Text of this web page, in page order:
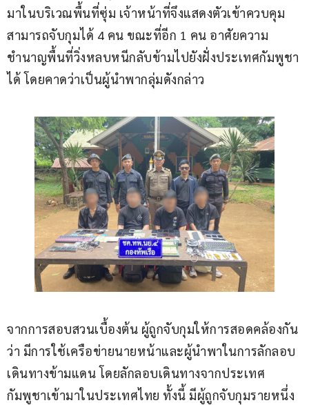
มาในบริเวณพื้นที่ซุ่ม เจ้าหน้าที่จึงแสดงตัวเข้าควบคุม
สามารถจับกุมได้ 4 คน ขณะที่อีก 1 คน อาศัยความ
ชำนาญพื้นที่วิ่งหลบหนีกลับข้ามไปยังฝั่งประเทศกัมพูชา
ได้ โดยคาดว่าเป็นผู้นำพากลุ่มดังกล่าว
จากการสอบสวนเบื้องต้น ผู้ถูกจับกุมให้การสอดคล้องกัน
ว่า มีการใช้เครือข่ายนายหน้าและผู้นำพาในการลักลอบ
เดินทางข้ามแดน โดยลักลอบเดินทางจากประเทศ
กัมพูชาเข้ามาในประเทศไทย ทั้งนี้ มีผู้ถูกจับกุมรายหนึ่ง